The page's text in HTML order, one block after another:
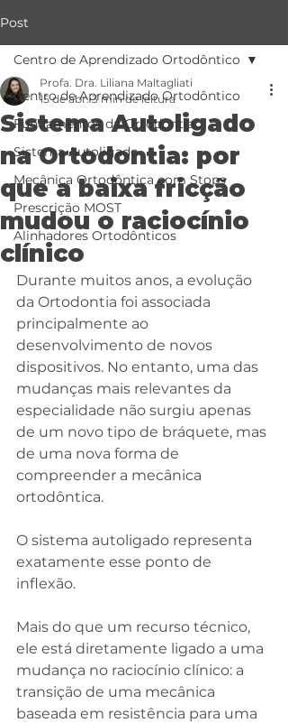
Post
Centro de Aprendizado Ortodôntico
Fundamentos da Ortodontia
Sistema Autoligado
Mecânica Ortodôntica com Stops
Prescrição MOST
Alinhadores Ortodônticos
Centro de Aprendizado Ortodôntico
Sistema Autoligado
na Ortodontia: por
que a baixa fricção
mudou o raciocínio
clínico
Profa. Dra. Liliana Maltagliati
15 de abr. 3 min de leitura
Durante muitos anos, a evolução
da Ortodontia foi associada
principalmente ao
desenvolvimento de novos
dispositivos. No entanto, uma das
mudanças mais relevantes da
especialidade não surgiu apenas
de um novo tipo de bráquete, mas
de uma nova forma de
compreender a mecânica
ortodôntica.
O sistema autoligado representa
exatamente esse ponto de
inflexão.
Mais do que um recurso técnico,
ele está diretamente ligado a uma
mudança no raciocínio clínico: a
transição de uma mecânica
baseada em resistência para uma